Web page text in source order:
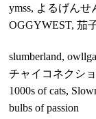
ymss, よるげんせ
OGGYWEST, 茄
slumberland,
チャイコネクシ
1000s of cats,
bulbs of passion